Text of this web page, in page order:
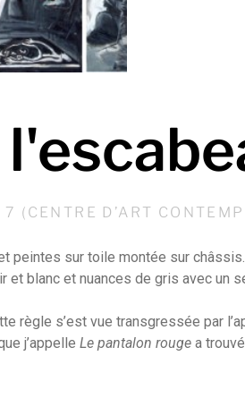
(CENTRE D’ART
peintes sur toile montée sur
blanc et nuances de gris avec un
règle s’est vue transgressée par
j’appelle Le pantalon rouge a